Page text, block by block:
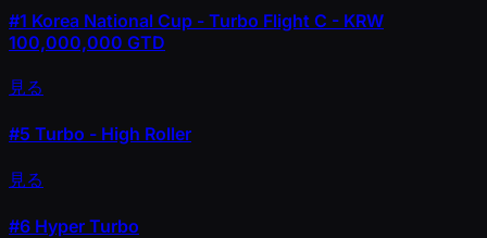
#1 Korea National Cup - Turbo Flight C - KRW
100,000,000 GTD
見る
#5 Turbo - High Roller
見る
#6 Hyper Turbo